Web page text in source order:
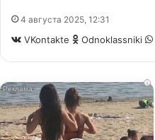
4 августа 2025, 12:31
VKontakte Odnoklassniki
i